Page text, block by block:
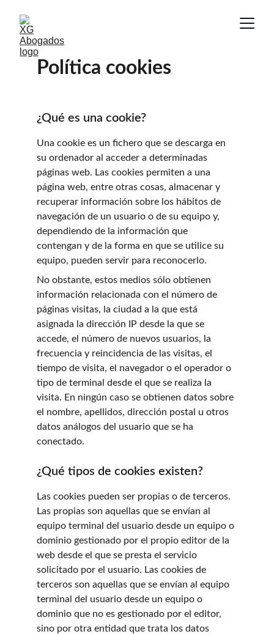
Política cookies
¿Qué es una cookie?
Una cookie es un fichero que se descarga en
su ordenador al acceder a determinadas
páginas web. Las cookies permiten a una
página web, entre otras cosas, almacenar y
recuperar información sobre los hábitos de
navegación de un usuario o de su equipo y,
dependiendo de la información que
contengan y de la forma en que se utilice su
equipo, pueden servir para reconocerlo.
No obstante, estos medios sólo obtienen
información relacionada con el número de
páginas visitas, la ciudad a la que está
asignada la dirección IP desde la que se
accede, el número de nuevos usuarios, la
frecuencia y reincidencia de las visitas, el
tiempo de visita, el navegador o el operador o
tipo de terminal desde el que se realiza la
visita. En ningún caso se obtienen datos sobre
el nombre, apellidos, dirección postal u otros
datos análogos del usuario que se ha
conectado.
¿Qué tipos de cookies existen?
Las cookies pueden ser propias o de terceros.
Las propias son aquellas que se envían al
equipo terminal del usuario desde un equipo o
dominio gestionado por el propio editor de la
web desde el que se presta el servicio
solicitado por el usuario. Las cookies de
terceros son aquellas que se envían al equipo
terminal del usuario desde un equipo o
dominio que no es gestionado por el editor,
sino por otra entidad que trata los datos